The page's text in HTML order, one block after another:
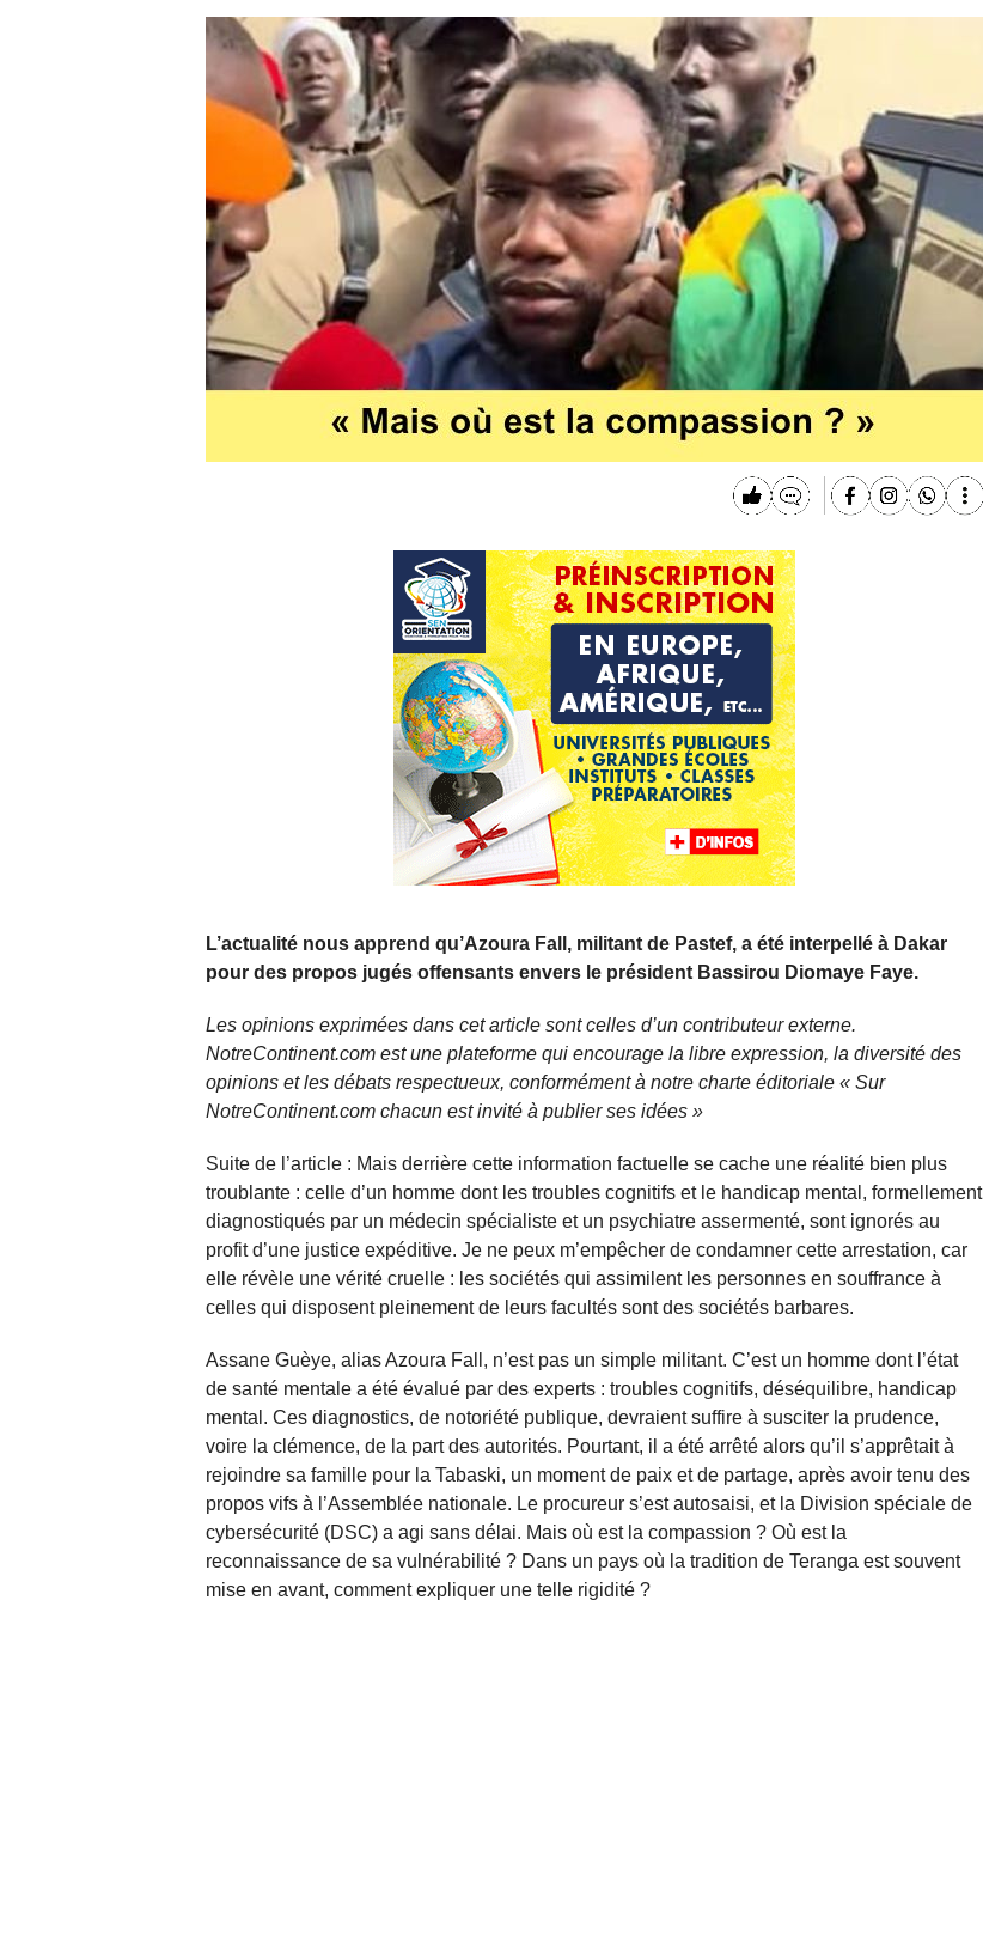
L’actualité nous apprend qu’Azoura Fall, militant de Pastef, a été interpellé à Dakar
pour des propos jugés offensants envers le président Bassirou Diomaye Faye.
Les opinions exprimées dans cet article sont celles d’un contributeur externe.
NotreContinent.com est une plateforme qui encourage la libre expression, la diversité des
opinions et les débats respectueux, conformément à notre charte éditoriale « Sur
NotreContinent.com chacun est invité à publier ses idées »
Suite de l’article : Mais derrière cette information factuelle se cache une réalité bien plus
troublante : celle d’un homme dont les troubles cognitifs et le handicap mental, formellement
diagnostiqués par un médecin spécialiste et un psychiatre assermenté, sont ignorés au
profit d’une justice expéditive. Je ne peux m’empêcher de condamner cette arrestation, car
elle révèle une vérité cruelle : les sociétés qui assimilent les personnes en souffrance à
celles qui disposent pleinement de leurs facultés sont des sociétés barbares.
Assane Guèye, alias Azoura Fall, n’est pas un simple militant. C’est un homme dont l’état
de santé mentale a été évalué par des experts : troubles cognitifs, déséquilibre, handicap
mental. Ces diagnostics, de notoriété publique, devraient suffire à susciter la prudence,
voire la clémence, de la part des autorités. Pourtant, il a été arrêté alors qu’il s’apprêtait à
rejoindre sa famille pour la Tabaski, un moment de paix et de partage, après avoir tenu des
propos vifs à l’Assemblée nationale. Le procureur s’est autosaisi, et la Division spéciale de
cybersécurité (DSC) a agi sans délai. Mais où est la compassion ? Où est la
reconnaissance de sa vulnérabilité ? Dans un pays où la tradition de Teranga est souvent
mise en avant, comment expliquer une telle rigidité ?